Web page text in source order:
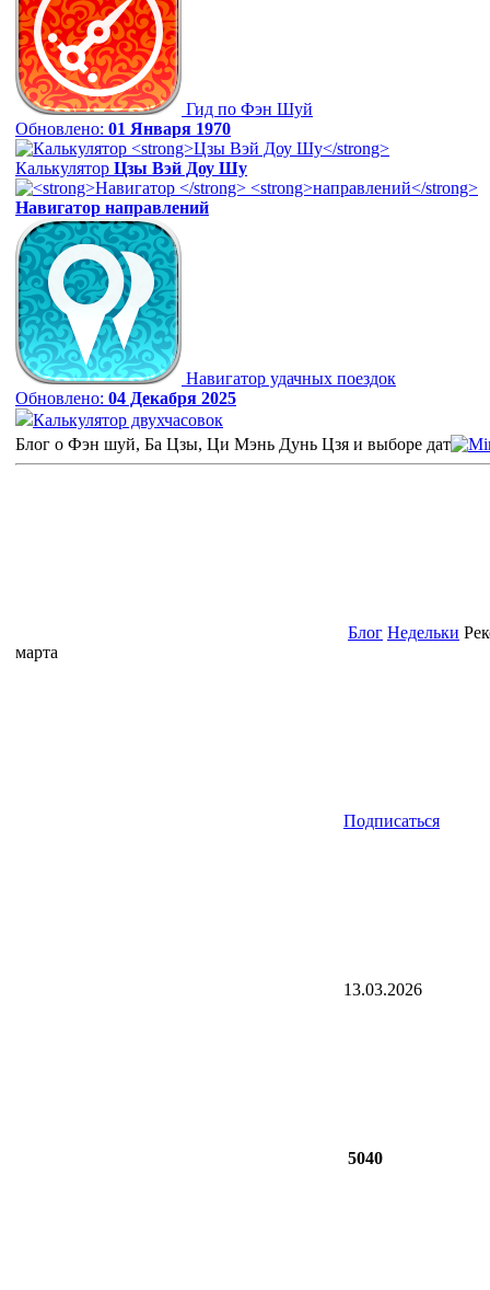
Гид по Фэн Шуй
Обновлено: 01 Января 1970
Калькулятор Цзы Вэй Доу Шу
Навигатор направлений
Навигатор удачных поездок
Обновлено: 04 Декабря 2025
Калькулятор двухчасовок
Блог о Фэн шуй, Ба Цзы, Ци Мэнь Дунь Цзя и выборе дат
Блог Недельки
марта
Подписаться
13.03.2026
5040